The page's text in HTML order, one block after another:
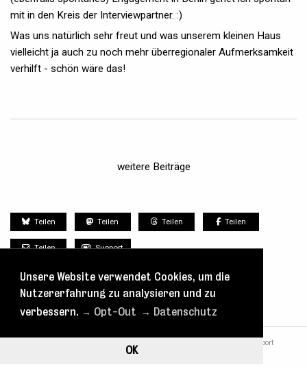
Unsere Website verwendet Cookies, um die
Nutzererfahrung zu analysieren und zu
verbessern. → Opt-Out → Datenschutz
OK
mit in den Kreis der Interviewpartner. :)
Was uns natürlich sehr freut und was unserem kleinen Haus
vielleicht ja auch zu noch mehr überregionaler Aufmerksamkeit
verhilft - schön wäre das!
weitere Beiträge
Teilen Teilen Teilen Teilen
Teilen Support
Support